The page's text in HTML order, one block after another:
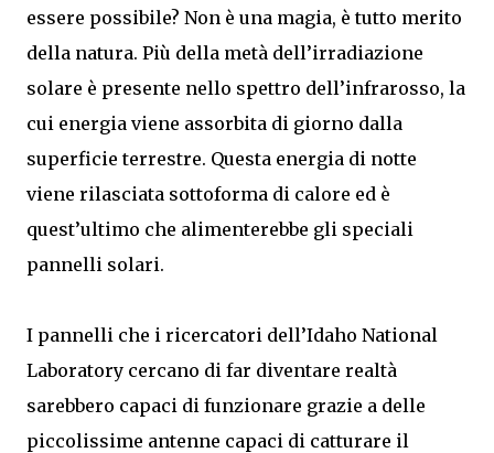
essere possibile? Non è una magia, è tutto merito
della natura. Più della metà dell’irradiazione
solare è presente nello spettro dell’infrarosso, la
cui energia viene assorbita di giorno dalla
superficie terrestre. Questa energia di notte
viene rilasciata sottoforma di calore ed è
quest’ultimo che alimenterebbe gli speciali
pannelli solari.
I pannelli che i ricercatori dell’Idaho National
Laboratory cercano di far diventare realtà
sarebbero capaci di funzionare grazie a delle
piccolissime antenne capaci di catturare il